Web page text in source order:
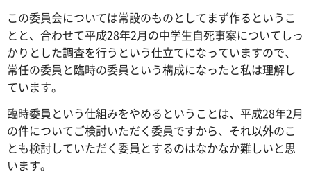
この委員会については常設のものとしてまず作るというこ
とと、合わせて平成28年2月の中学生自死事案についてしっ
かりとした調査を行うという仕立てになっていますので、
常任の委員と臨時の委員という構成になったと私は理解し
ています。
臨時委員という仕組みをやめるということは、平成28年2月
の件についてご検討いただく委員ですから、それ以外のこ
とも検討していただく委員とするのはなかなか難しいと思
います。